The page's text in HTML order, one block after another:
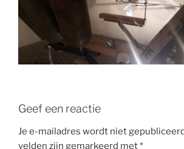
Geef een reactie
Je e-mailadres wordt niet
velden zijn gemarkeerd met*